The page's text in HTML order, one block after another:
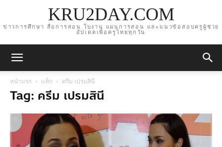
KRU2DAY.COM
ข่าวการศึกษา สื่อการสอน ใบงาน แผนการสอน และแนวข้อสอบครูผู้ช่วย
อัปเดตเพื่อครูไทยทุกวัน
หน้าแรก แท็ก ครีม เปรมสินี
Tag: ครีม เปรมสินี